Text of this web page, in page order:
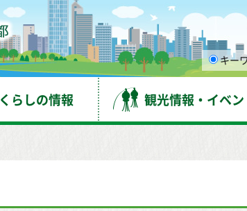
仙台市
キー
くらしの情報 観光情報・イベン